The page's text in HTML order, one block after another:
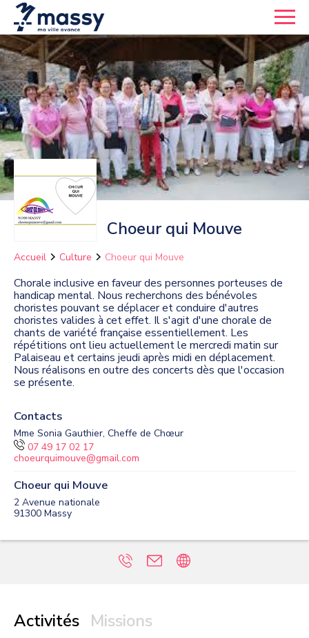
Choeur qui Mouve
Accueil Culture Choeur qui Mouve
Chorale inclusive en faveur des personnes porteuses de
handicap mental. Nous recherchons des bénévoles
choristes pouvant se déplacer et conduire d'autres
choristes valides à cet effet. Il s'agit d'une chorale de
chants de variété française essentiellement. Les
répétitions ont lieu actuellement le mercredi matin sur
Palaiseau et certains jeudi après midi en déplacement.
Nous réalisons en outre des concerts dès que l'occasion
se présente.
Contacts
Mme Sonia Gauthier, Cheffe de Chœur
07 49 17 02 17
choeurquimouve@gmail.com
Choeur qui Mouve
2 Avenue nationale
91300 Massy
Activités Missions